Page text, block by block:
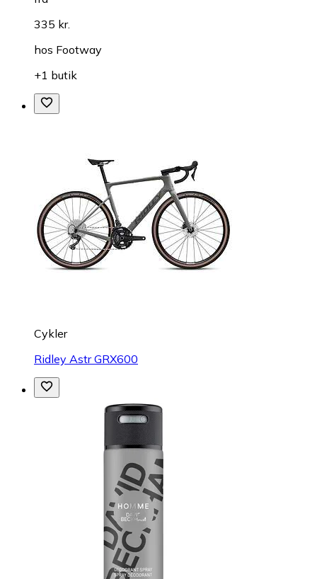
335 kr.
hos Footway
+1 butik
Cykler
Ridley Astr GRX600